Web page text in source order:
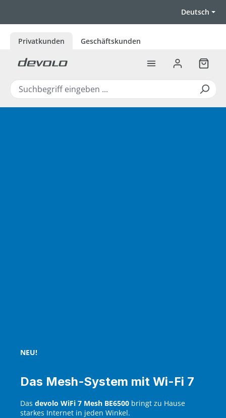
Deutsch
Privatkunden Geschäftskunden
NEU!
Das Mesh-System mit Wi-Fi 7
Das devolo WiFi 7 Mesh BE6500 bringt zu Hause
starkes Internet in jeden Winkel.